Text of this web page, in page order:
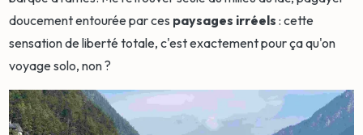
doucement entourée par ces paysages irréels : cette
sensation de liberté totale, c'est exactement pour ça qu'on
voyage solo, non ?